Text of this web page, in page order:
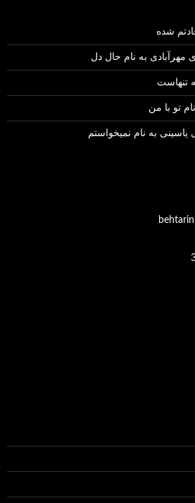
شده
مهرآبادی به نام حال دل
تنهاست
تو با من
به نام نمیخواستم